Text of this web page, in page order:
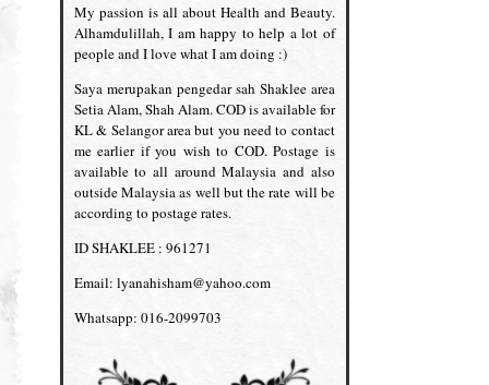
My passion is all about Health and Beauty.
Alhamdulillah, I am happy to help a lot of
people and I love what I am doing :)
Saya merupakan pengedar sah Shaklee area
Setia Alam, Shah Alam. COD is available for
KL & Selangor area but you need to contact
me earlier if you wish to COD. Postage is
available to all around Malaysia and also
outside Malaysia as well but the rate will be
according to postage rates.
ID SHAKLEE : 961271
Email: lyanahisham@yahoo.com
Whatsapp: 016-2099703